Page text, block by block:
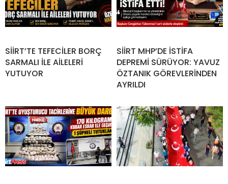
SİİRT’TE TEFECİLER BORÇ
SARMALI İLE AİLELERİ
YUTUYOR
SİİRT MHP’DE İSTİFA
DEPREMİ SÜRÜYOR: YAVUZ
ÖZTANIK GÖREVLERİNDEN
AYRILDI